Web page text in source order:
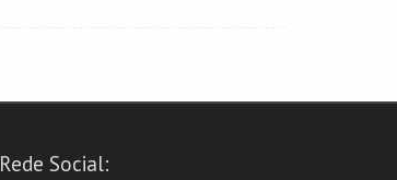
Rede Social: